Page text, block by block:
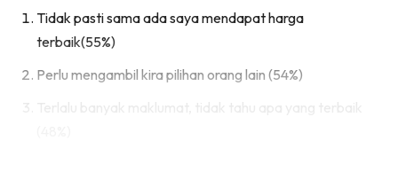
Tidak pasti sama ada saya mendapat harga
terbaik(55%)
Perlu mengambil kira pilihan orang lain (54%)